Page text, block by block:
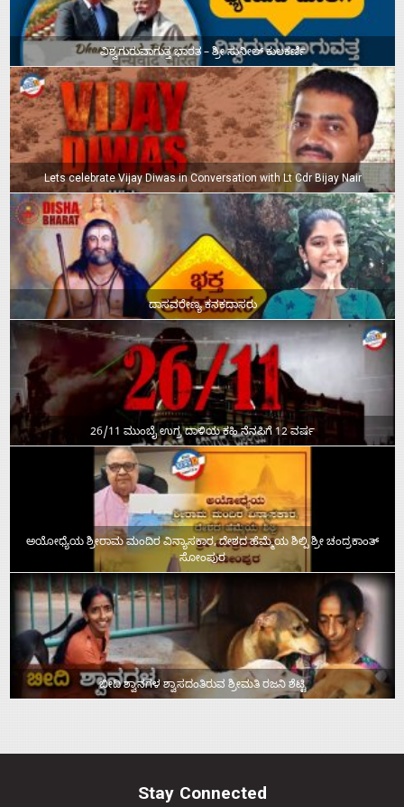
ವಿಶ್ವಗುರುವಾಗುತ್ತ ಭಾರತ – ಶ್ರೀ ಸುನೀಲ್‌ ಕುಲಕರ್ಣಿ
Lets celebrate Vijay Diwas in Conversation with Lt Cdr Bijay Nair
ದಾಸವರೇಣ್ಯ ಕನಕದಾಸರು
26/11 ಮುಂಬೈ ಉಗ್ರ ದಾಳಿಯ ಕಹಿ ನೆನಪಿಗೆ 12 ವರ್ಷ
ಅಯೋಧ್ಯೆಯ ಶ್ರೀರಾಮ ಮಂದಿರ ವಿನ್ಯಾಸಕಾರ, ದೇಶದ ಹೆಮ್ಮೆಯ ಶಿಲ್ಪಿ ಶ್ರೀ ಚಂದ್ರಕಾಂತ್‌
ಸೋಂಪುರ
ಬೀದಿ ಶ್ವಾನಗಳ ಶ್ವಾಸದಂತಿರುವ ಶ್ರೀಮತಿ ರಜನಿ ಶೆಟ್ಟಿ
Stay Connected